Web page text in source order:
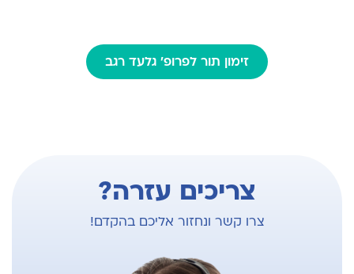
חבר באיגוד האמריקאי לניתוחי עמוד השדרה
הצגות בכנסים מדעיים בתחום.
זימון תור לפרופ' גלעד רגב
צריכים עזרה?
צרו קשר ונחזור אליכם בהקדם!